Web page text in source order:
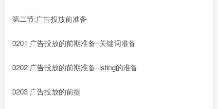
第二节:广告投放前准备
0201 广告投放的前期准备–关键词准备
0202 广告投放的前期准备–isting的准备
0203 广告投放的前提